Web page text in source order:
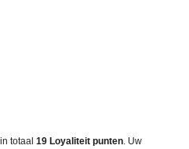
totaal 19 Loyaliteit punten. Uw